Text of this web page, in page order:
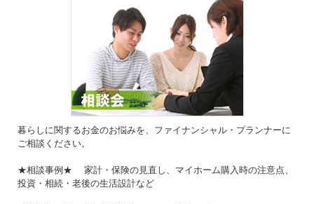
暮らしに関するお金のお悩みを、ファイナンシャル・プランナーに
ご相談ください。
★相談事例★ 家計・保険の見直し、マイホーム購入時の注意点、
投資・相続・老後の生活設計など